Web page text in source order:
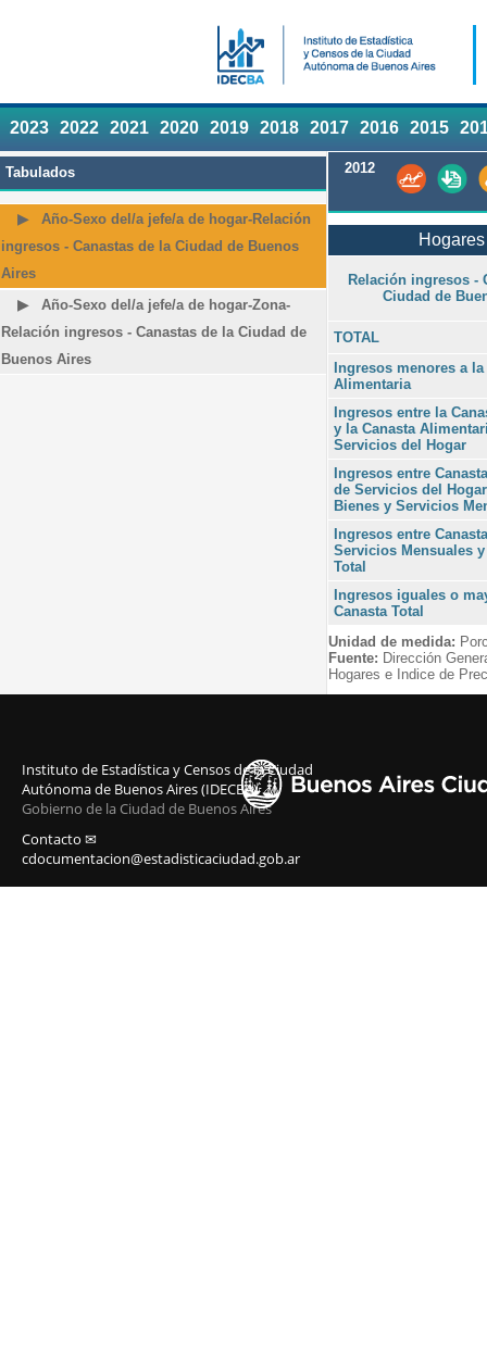
2023 2022 2021 2020 2019 2018 2017 2016 2015
Tabulados
Año-Sexo del/a jefe/a de hogar-Relación
ingresos - Canastas de la Ciudad de Buenos
Aires
Año-Sexo del/a jefe/a de hogar-Zona-
Relación ingresos - Canastas de la Ciudad de
Buenos Aires
2012
Relación ingresos -
Ciudad de
TOTAL
Ingresos menores a la
Alimentaria
Ingresos entre la
y la Canasta
Servicios del Hogar
Ingresos entre
de Servicios del
Bienes y Servicios
Ingresos entre
Servicios Mensuales y
Total
Ingresos iguales o
Canasta Total
Unidad de medida:
Fuente: Dirección
Hogares e Indice de
Instituto de Estadística y Censos de la Ciudad
Autónoma de Buenos Aires (IDECBA)
Gobierno de la Ciudad de Buenos Aires
Contacto ✉
cdocumentacion@estadisticaciudad.gob.ar